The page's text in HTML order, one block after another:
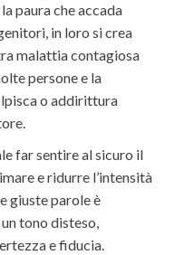
paura che accada
i, in loro si crea
malattiacontagiosa
persone e la
o addirittura
.
far sentire al sicuro il
e ridurre l’intensità
giuste parole è
tono disteso,
e fiducia.